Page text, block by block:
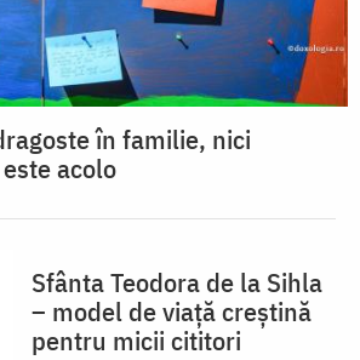
în familie, nici
acolo
Sfânta Teodora de la Sihla
– model de viaţă creştină
pentru micii cititori